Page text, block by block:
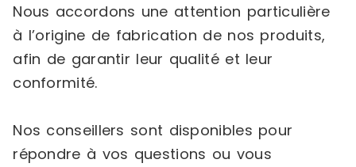
Nous accordons une attention particulière
à l’origine de fabrication de nos produits,
afin de garantir leur qualité et leur
conformité.
Nos conseillers sont disponibles pour
répondre à vos questions ou vous